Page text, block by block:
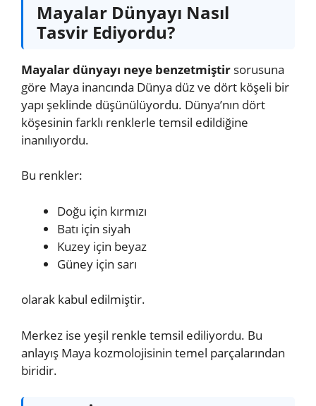
Mayalar Dünyayı Nasıl
Tasvir Ediyordu?
Mayalar dünyayı neye benzetmiştir sorusuna
göre Maya inancında Dünya düz ve dört köşeli bir
yapı şeklinde düşünülüyordu. Dünya’nın dört
köşesinin farklı renklerle temsil edildiğine
inanılıyordu.
Bu renkler:
Doğu için kırmızı
Batı için siyah
Kuzey için beyaz
Güney için sarı
olarak kabul edilmiştir.
Merkez ise yeşil renkle temsil ediliyordu. Bu
anlayış Maya kozmolojisinin temel parçalarından
biridir.